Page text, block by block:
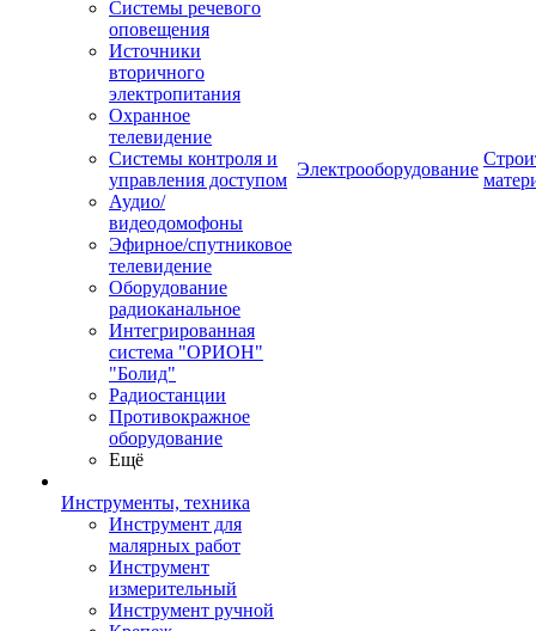
Системы речевого
оповещения
Источники
вторичного
электропитания
Охранное
телевидение
Системы контроля и
управления доступом
Аудио/
видеодомофоны
Эфирное/спутниковое
телевидение
Оборудование
радиоканальное
Интегрированная
система "ОРИОН"
"Болид"
Радиостанции
Противокражное
оборудование
Ещё
Инструменты, техника
Инструмент для
малярных работ
Инструмент
измерительный
Инструмент ручной
Электрооборудование